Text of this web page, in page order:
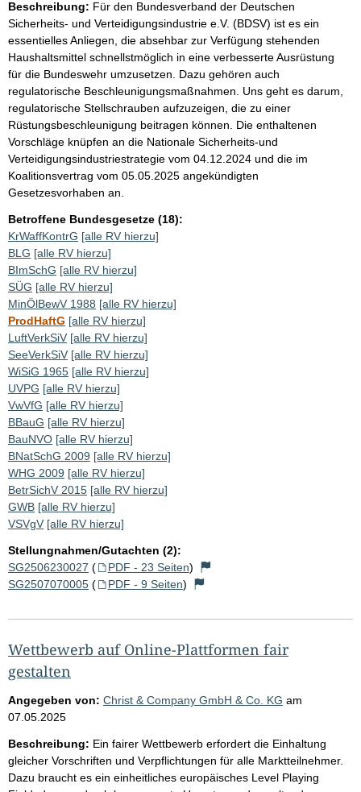
Beschreibung: Für den Bundesverband der Deutschen
Sicherheits- und Verteidigungsindustrie e.V. (BDSV) ist es ein
essentielles Anliegen, die absehbar zur Verfügung stehenden
Haushaltsmittel schnellstmöglich in eine verbesserte Ausrüstung
für die Bundeswehr umzusetzen. Dazu gehören auch
regulatorische Beschleunigungsmaßnahmen. Uns geht es darum,
regulatorische Stellschrauben aufzuzeigen, die zu einer
Rüstungsbeschleunigung beitragen können. Die enthaltenen
Vorschläge knüpfen an die Nationale Sicherheits-und
Verteidigungsindustriestrategie vom 04.12.2024 und die im
Koalitionsvertrag vom 05.05.2025 angekündigten
Gesetzesvorhaben an.
Betroffene Bundesgesetze (18):
KrWaffKontrG [alle RV hierzu]
BLG [alle RV hierzu]
BImSchG [alle RV hierzu]
SÜG [alle RV hierzu]
MinÖlBewV 1988 [alle RV hierzu]
ProdHaftG [alle RV hierzu]
LuftVerkSiV [alle RV hierzu]
SeeVerkSiV [alle RV hierzu]
WiSiG 1965 [alle RV hierzu]
UVPG [alle RV hierzu]
VwVfG [alle RV hierzu]
BBauG [alle RV hierzu]
BauNVO [alle RV hierzu]
BNatSchG 2009 [alle RV hierzu]
WHG 2009 [alle RV hierzu]
BetrSichV 2015 [alle RV hierzu]
GWB [alle RV hierzu]
VSVgV [alle RV hierzu]
Stellungnahmen/Gutachten (2):
SG2506230027 ( PDF - 23 Seiten)
SG2507070005 ( PDF - 9 Seiten)
Wettbewerb auf Online-Plattformen fair
gestalten
Angegeben von: Christ & Company GmbH & Co. KG am
07.05.2025
Beschreibung: Ein fairer Wettbewerb erfordert die Einhaltung
gleicher Vorschriften und Verpflichtungen für alle Marktteilnehmer.
Dazu braucht es ein einheitliches europäisches Level Playing